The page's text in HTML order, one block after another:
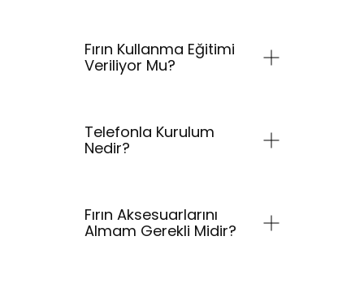
Fırın Kullanma Eğitimi
Veriliyor Mu?
Telefonla Kurulum
Nedir?
Fırın Aksesuarlarını
Almam Gerekli Midir?